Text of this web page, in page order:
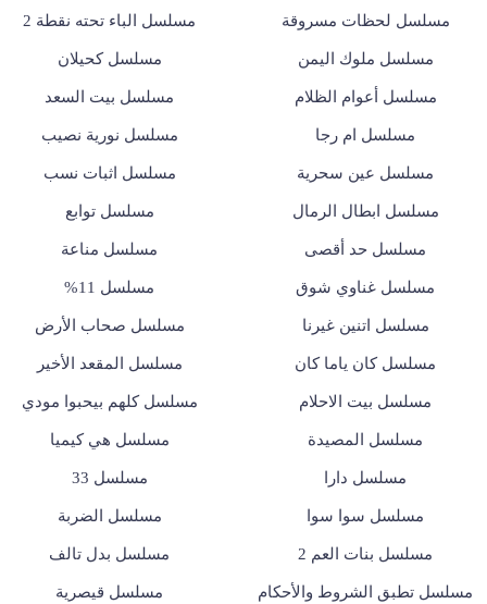
مسلسل لحظات مسروقة مسلسل الباء تحته نقطة 2
مسلسل ملوك اليمن مسلسل كحيلان
مسلسل أعوام الظلام مسلسل بيت السعد
مسلسل ام رجا مسلسل نورية نصيب
مسلسل عين سحرية مسلسل اثبات نسب
مسلسل ابطال الرمال مسلسل توابع
مسلسل حد أقصى مسلسل مناعة
مسلسل غناوي شوق مسلسل 11%
مسلسل اتنين غيرنا مسلسل صحاب الأرض
مسلسل كان ياما كان مسلسل المقعد الأخير
مسلسل بيت الاحلام مسلسل كلهم بيحبوا مودي
مسلسل المصيدة مسلسل هي كيميا
مسلسل دارا مسلسل 33
مسلسل سوا سوا مسلسل الضربة
مسلسل بنات العم 2 مسلسل بدل تالف
مسلسل تطبق الشروط والأحكام مسلسل قيصرية